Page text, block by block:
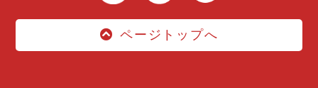
ページトップへ